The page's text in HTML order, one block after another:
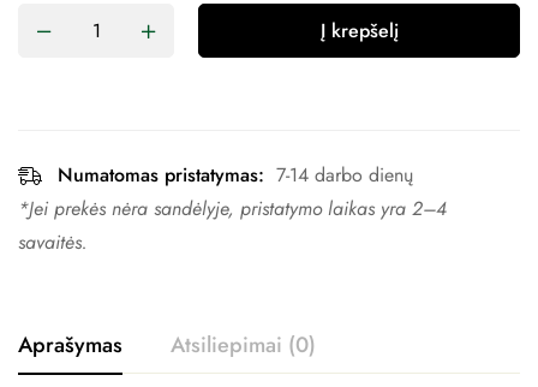
Į krepšelį
Numatomas pristatymas: 7-14 darbo dienų
*Jei prekės nėra sandėlyje, pristatymo laikas yra 2–4 ​​
savaitės.
Aprašymas Atsiliepimai (0)